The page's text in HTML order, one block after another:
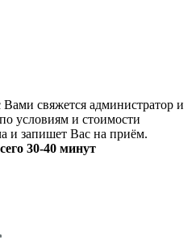
Вами свяжется администратор и
условиям и стоимости
и запишет Вас на приём.
30-40 минут